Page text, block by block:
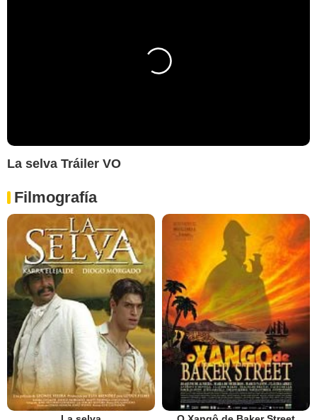
La selva Tráiler VO
Filmografía